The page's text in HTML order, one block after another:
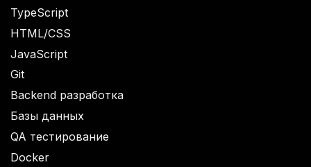
TypeScript
HTML/CSS
JavaScript
Git
Backend разработка
Базы данных
QA тестирование
Docker